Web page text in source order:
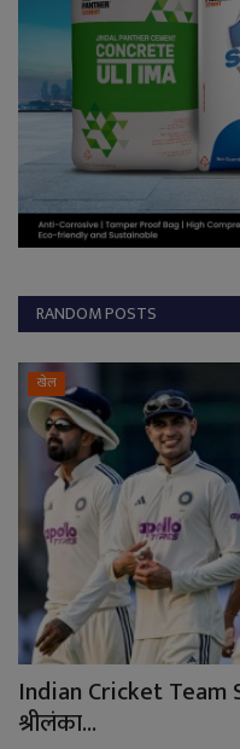
RANDOM POSTS
खेल
Indian Cricket Team
श्रीलंका...